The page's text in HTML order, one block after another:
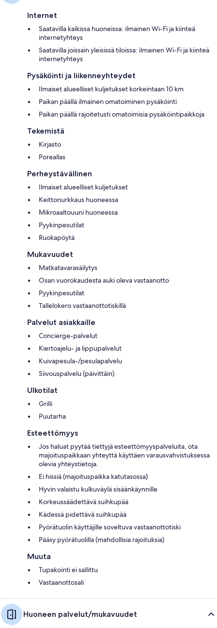
Internet
Saatavilla kaikissa huoneissa: ilmainen Wi-Fi ja kiinteä
internetyhteys
Saatavilla joissain yleisissä tiloissa: ilmainen Wi-Fi ja kiinteä
internetyhteys
Pysäköinti ja liikenneyhteydet
Ilmaiset alueelliset kuljetukset korkeintaan 10 km
Paikan päällä ilmainen omatoiminen pysäköinti
Paikan päällä rajoitetusti omatoimisia pysäköintipaikkoja
Tekemistä
Kirjasto
Poreallas
Perheystävällinen
Ilmaiset alueelliset kuljetukset
Keittonurkkaus huoneessa
Mikroaaltouuni huoneessa
Pyykinpesutilat
Ruokapöytä
Mukavuudet
Matkatavarasäilytys
Osan vuorokaudesta auki oleva vastaanotto
Pyykinpesutilat
Tallelokero vastaanottotiskillä
Palvelut asiakkaille
Concierge-palvelut
Kiertoajelu- ja lippupalvelut
Kuivapesula-/pesulapalvelu
Siivouspalvelu (päivittäin)
Ulkotilat
Grilli
Puutarha
Esteettömyys
Jos haluat pyytää tiettyjä esteettömyyspalveluita, ota
majoituspaikkaan yhteyttä käyttäen varausvahvistuksessa
olevia yhteystietoja.
Ei hissiä (majoituspaikka katutasossa)
Hyvin valaistu kulkuväylä sisäänkäynnille
Korkeussäädettävä suihkupää
Kädessä pidettävä suihkupää
Pyörätuolin käyttäjille soveltuva vastaanottotiski
Pääsy pyörätuolilla (mahdollisia rajoituksia)
Muuta
Tupakointi ei sallittu
Vastaanottosali
Huoneen palvelut/mukavuudet